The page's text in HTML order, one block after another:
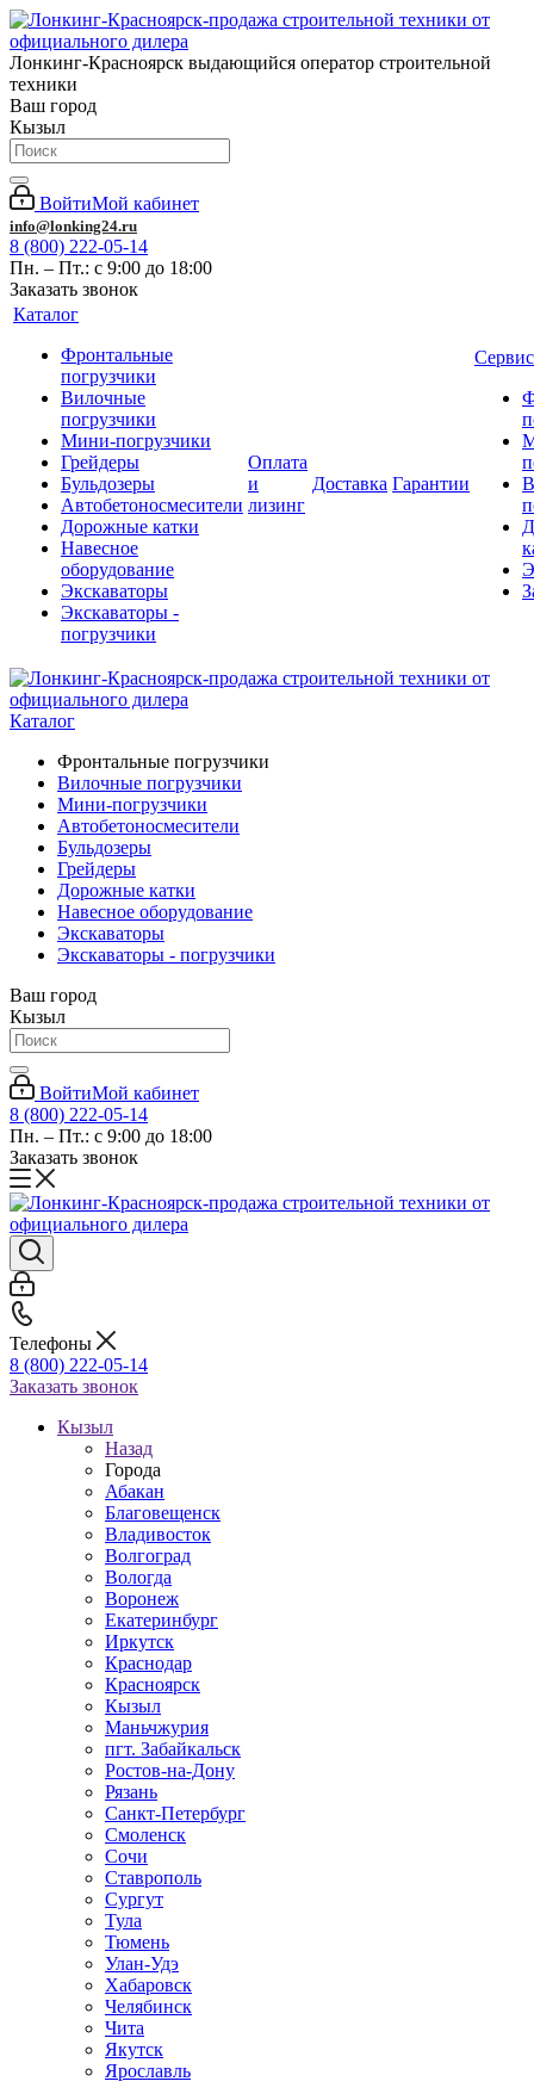
Лонкинг-Красноярск выдающийся оператор строительной
техники
Ваш город
Кызыл
ВойтиМой кабинет
info@lonking24.ru
8 (800) 222-05-14
Пн. – Пт.: с 9:00 до 18:00
Заказать звонок
Каталог
Фронтальные
погрузчики
Вилочные
погрузчики
Мини-погрузчики
Грейдеры
Бульдозеры
Автобетоносмесители
Дорожные катки
Навесное
оборудование
Экскаваторы
Экскаваторы -
погрузчики
Оплата
и
лизинг
Доставка Гарантии
Каталог
Фронтальные погрузчики
Вилочные погрузчики
Мини-погрузчики
Автобетоносмесители
Бульдозеры
Грейдеры
Дорожные катки
Навесное оборудование
Экскаваторы
Экскаваторы - погрузчики
Ваш город
Кызыл
ВойтиМой кабинет
8 (800) 222-05-14
Пн. – Пт.: с 9:00 до 18:00
Заказать звонок
Телефоны
8 (800) 222-05-14
Заказать звонок
Кызыл
Назад
Города
Абакан
Благовещенск
Владивосток
Волгоград
Вологда
Воронеж
Екатеринбург
Иркутск
Краснодар
Красноярск
Кызыл
Маньчжурия
пгт. Забайкальск
Ростов-на-Дону
Рязань
Санкт-Петербург
Смоленск
Сочи
Ставрополь
Сургут
Тула
Тюмень
Улан-Удэ
Хабаровск
Челябинск
Чита
Якутск
Ярославль